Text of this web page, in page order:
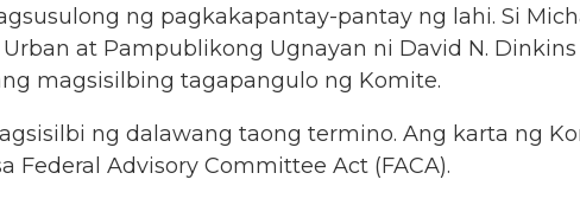
ng pagkakapantay-pantay ng lahi. Si
at Pampublikong Ugnayan ni David N.
magsisilbing tagapangulo ng Komite.
ng dalawang taong termino. Ang karta ng
Federal Advisory Committee Act (FACA).